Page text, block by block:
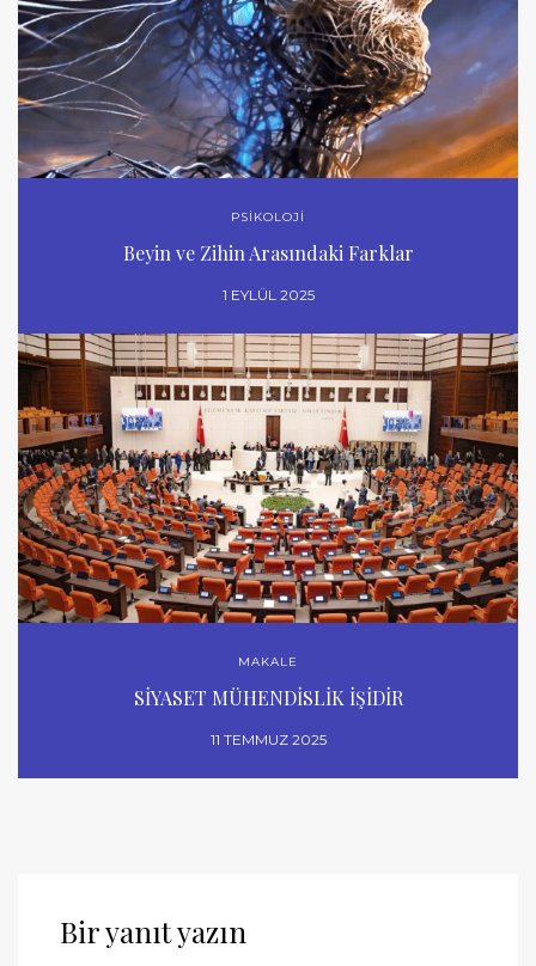
PSİKOLOJİ
Beyin ve Zihin Arasındaki Farklar
1 EYLÜL 2025
MAKALE
SİYASET MÜHENDİSLİK İŞİDİR
11 TEMMUZ 2025
Bir yanıt yazın